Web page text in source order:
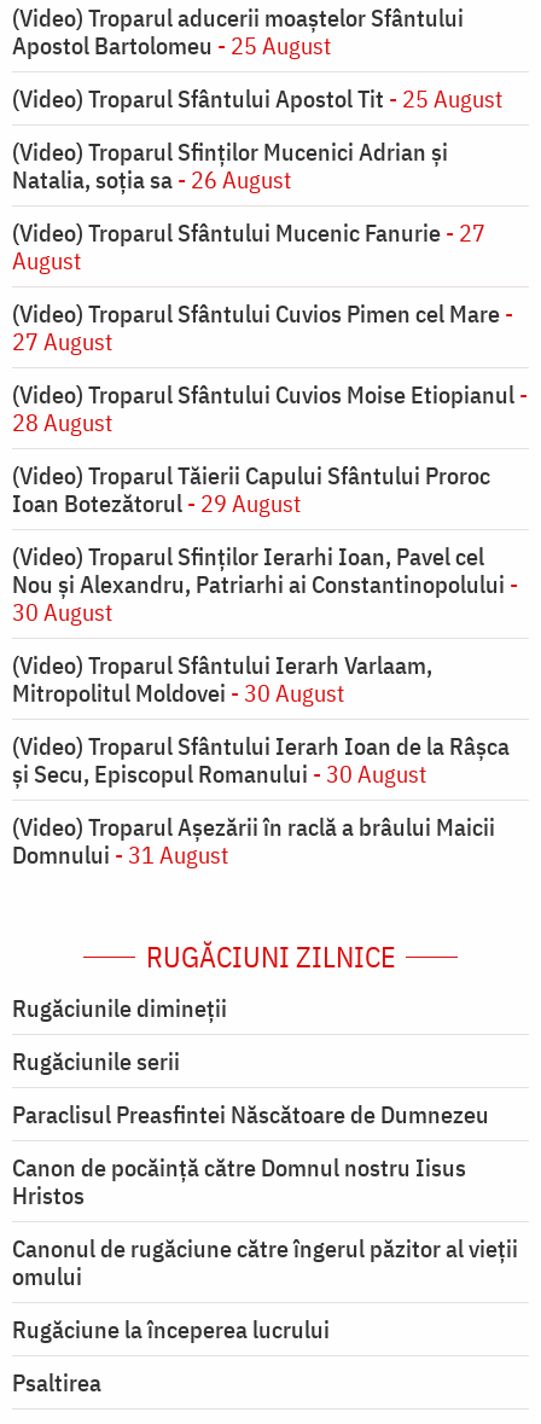
(Video) Troparul aducerii moaștelor Sfântului
Apostol Bartolomeu - 25 August
(Video) Troparul Sfântului Apostol Tit - 25 August
(Video) Troparul Sfinților Mucenici Adrian și
Natalia, soția sa- 26 August
(Video) Troparul Sfântului Mucenic Fanurie- 27
August
(Video) Troparul Sfântului Cuvios Pimen cel Mare-
27 August
(Video) Troparul Sfântului Cuvios Moise Etiopianul-
28 August
(Video) Troparul Tăierii Capului Sfântului Proroc
Ioan Botezătorul- 29 August
(Video) Troparul Sfinților Ierarhi Ioan, Pavel cel
Nou și Alexandru, Patriarhi ai Constantinopolului -
30 August
(Video) Troparul Sfântului Ierarh Varlaam,
Mitropolitul Moldovei - 30 August
(Video) Troparul Sfântului Ierarh Ioan de la Râșca
și Secu, Episcopul Romanului - 30 August
(Video) Troparul Așezării în raclă a brâului Maicii
Domnului - 31 August
RUGĂCIUNI ZILNICE
Rugăciunile dimineții
Rugăciunile serii
Paraclisul Preasfintei Născătoare de Dumnezeu
Canon de pocăință către Domnul nostru Iisus
Hristos
Canonul de rugăciune către îngerul păzitor al vieții
omului
Rugăciune la începerea lucrului
Psaltirea